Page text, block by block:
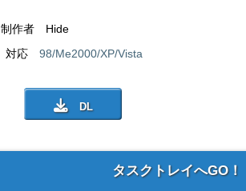
制作者 Hide
対応 98/Me2000/XP/Vista
タスクトレイへGO！